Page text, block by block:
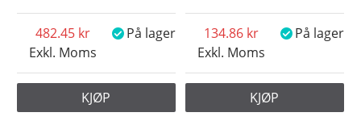
Exkl. Moms
482.45 På lager
KJØP
Exkl. Moms
134.86 På lager
KJØP